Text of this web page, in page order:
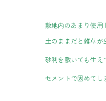
敷地内のあまり使用
土のままだと雑草が
砂利を敷いても生え
セメントで固めてし